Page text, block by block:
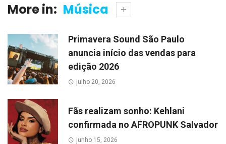
More in: Música
Primavera Sound São Paulo
anuncia início das vendas para
edição 2026
julho 20, 2026
Fãs realizam sonho: Kehlani
confirmada no AFROPUNK Salvador
junho 15, 2026